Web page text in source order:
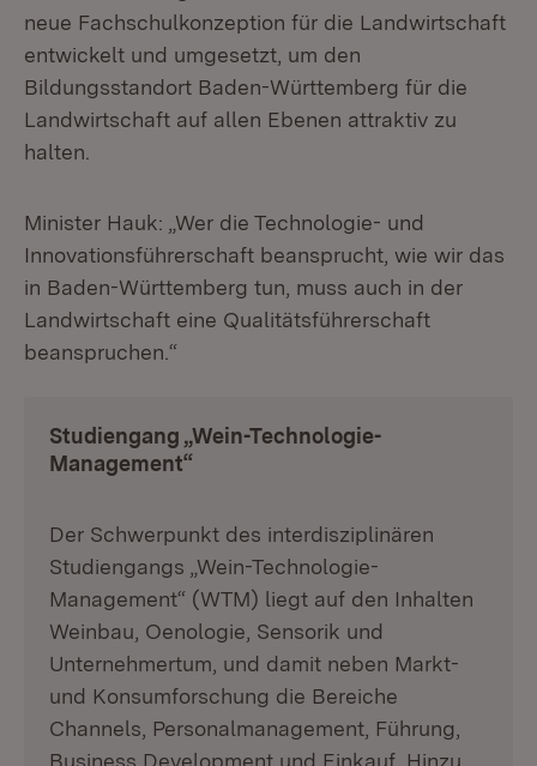
neue Fachschulkonzeption für die Landwirtschaft
entwickelt und umgesetzt, um den
Bildungsstandort Baden-Württemberg für die
Landwirtschaft auf allen Ebenen attraktiv zu
halten.
Minister Hauk: „Wer die Technologie- und
Innovationsführerschaft beansprucht, wie wir das
in Baden-Württemberg tun, muss auch in der
Landwirtschaft eine Qualitätsführerschaft
beanspruchen.“
Studiengang „Wein-Technologie-
Management“
Der Schwerpunkt des interdisziplinären
Studiengangs „Wein-Technologie-
Management“ (WTM) liegt auf den Inhalten
Weinbau, Oenologie, Sensorik und
Unternehmertum, und damit neben Markt-
und Konsumforschung die Bereiche
Channels, Personalmanagement, Führung,
Business Development und Einkauf. Hinzu